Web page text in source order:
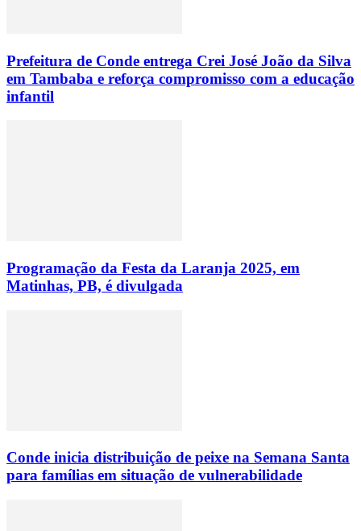
Prefeitura de Conde entrega Crei José João da Silva
em Tambaba e reforça compromisso com a educação
infantil
Programação da Festa da Laranja 2025, em
Matinhas, PB, é divulgada
Conde inicia distribuição de peixe na Semana Santa
para famílias em situação de vulnerabilidade